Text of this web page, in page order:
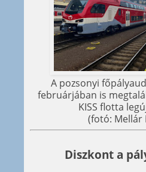
A pozsonyi
februárjában is
KISS flotta
(fotó: Mellár
Diszkont a